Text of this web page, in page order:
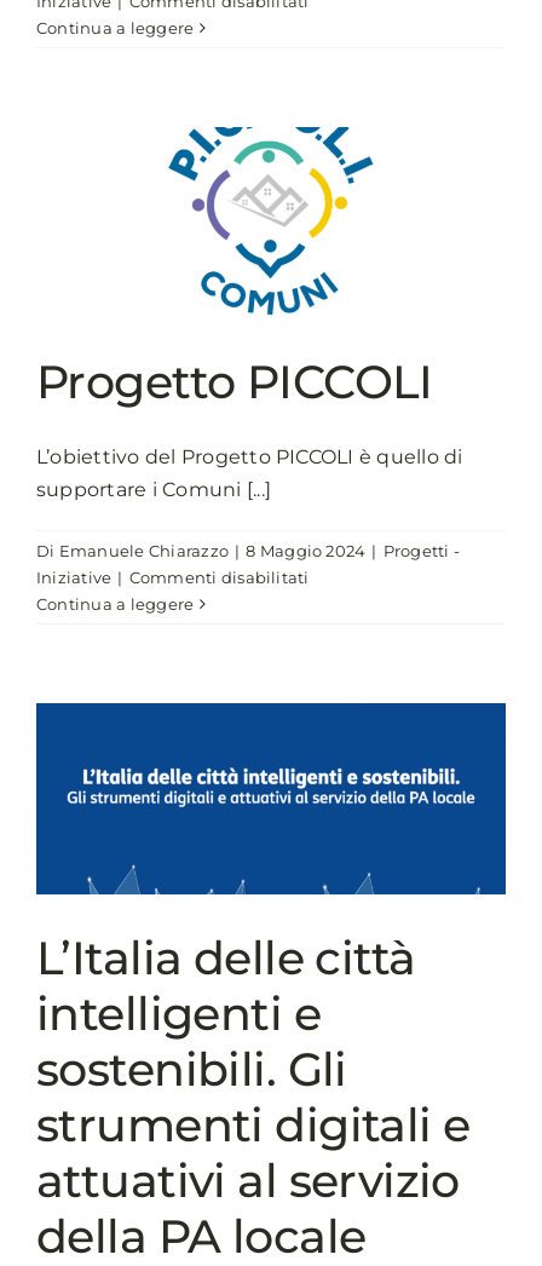
formativi
territoriali
Continua a leggere
Progetto PICCOLI
L’obiettivo del Progetto PICCOLI è quello di
supportare i Comuni [...]
Di Emanuele Chiarazzo | 8 Maggio 2024 | Progetti -
Iniziative | Commenti disabilitati
Continua a leggere
L’Italia delle città
intelligenti e
sostenibili. Gli
strumenti digitali e
attuativi al servizio
della PA locale